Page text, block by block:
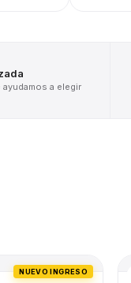
a elegir
NUEVO INGRESO